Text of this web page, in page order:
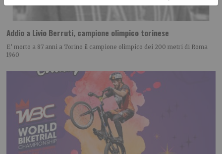
Addio a Livio Berruti, campione olimpico torinese
E’ morto a 87 anni a Torino il campione olimpico dei 200 metri di Roma
1960